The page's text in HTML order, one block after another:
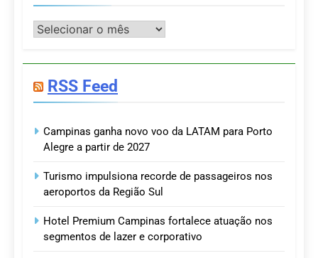
Postagens
RSS Feed
Campinas ganha novo voo da LATAM para Porto
Alegre a partir de 2027
Turismo impulsiona recorde de passageiros nos
aeroportos da Região Sul
Hotel Premium Campinas fortalece atuação nos
segmentos de lazer e corporativo